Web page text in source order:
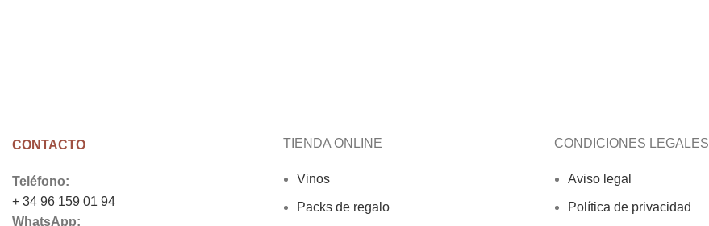
CONTACTO
Teléfono:
+ 34 96 159 01 94
WhatsApp:
TIENDA ONLINE
Vinos
Packs de regalo
CONDICIONES LEGALES
Aviso legal
Política de privacidad